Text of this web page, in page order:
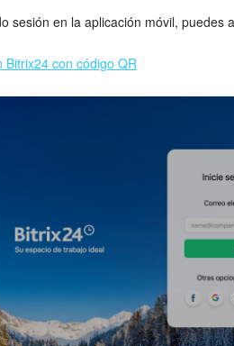
sesión en la aplicación móvil,
Bitrix24 con código QR